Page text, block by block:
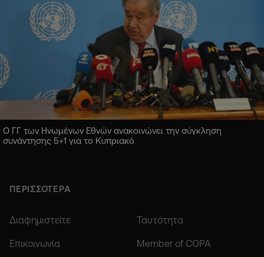
Ο ΓΓ των Ηνωμένων Εθνών ανακοινώνει την σύγκληση
συνάντησης 5+1 για το Κυπριακό
ΠΕΡΙΣΣΟΤΕΡΑ
Διαφημιστείτε Ταυτότητα
Επικοινωνία Member of COPA